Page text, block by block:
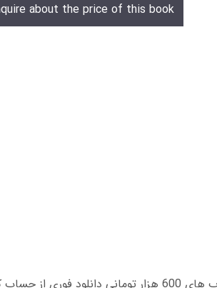
about the price of this book